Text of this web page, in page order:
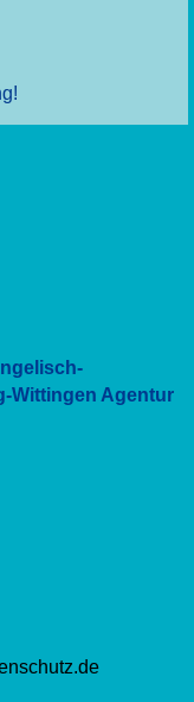
Wittingen Agentur